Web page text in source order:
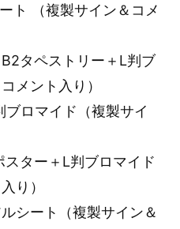
ト （複製サイン＆コメ
タペストリー＋L判ブ
メント入り）
ブロマイド（複製サイ
ター＋L判ブロマイド
り）
シート（複製サイン＆